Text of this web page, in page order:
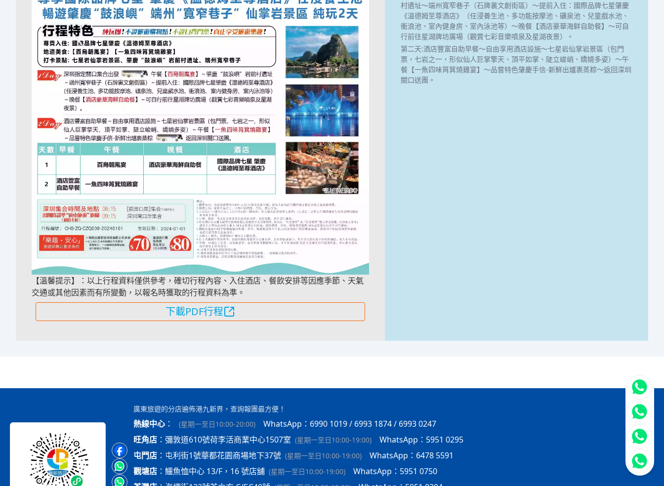
【溫馨提示】：以上行程資料僅供參考，確切行程內容、入住酒店、餐飲安排等因應季節、天氣
交通或其他因素而有所變動，以報名時獲取的行程資料為準。
下載PDF行程
村遺址～端州寬窄巷子（石牌裏文創街區）～提前入住：國際品牌七星肇慶
《溫德姆至尊酒店》（任浸養生池、多功能按摩池、礦泉池、兒童戲水池、
衝浪池、室內健身房、室內泳池等）～晚餐【酒店豪華海鲜自助餐】～可自
行前往星湖牌坊廣場（觀賞七彩音樂噴泉及星湖夜景）。
第二天:酒店豐富自助早餐～自由享用酒店設施～七星岩仙掌岩景區（包門
票，七岩之一，形似仙人巨掌擎天、頂平如掌、陡立峻峭、嬌嬈多姿）～午
餐【一魚四味筲箕燒雞宴】～品嘗特色肇慶手信-新鮮出爐裹蒸粽～返回深圳
關口送團。
廣東旅遊的分店遍佈港九新界，查詢報團最方便！
熱線中心 ： (星期一至日10:00-20:00)
WhatsApp：6990 1019 / 6993 1874 / 6993 0247
旺角店 ： 彌敦道610號荷李活商業中心1507室 (星期一至日10:00-19:00)
WhatsApp：5951 0295
屯門店 ： 屯利街1號華都花園商場地下37號 (星期一至日10:00-19:00)
WhatsApp：6478 5591
觀塘店 ： 鱷魚恤中心 13/F，16 號店舖 (星期一至日10:00-19:00)
WhatsApp：5951 0750
立即